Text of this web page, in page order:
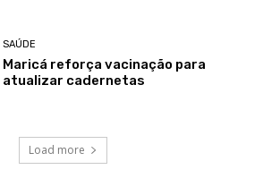
SAÚDE
Maricá reforça vacinação para
atualizar cadernetas
Load more